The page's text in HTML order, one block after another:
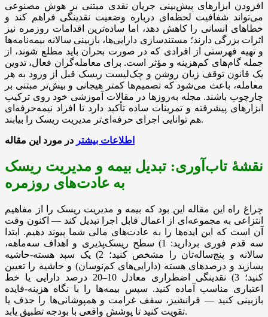
افزودن ابزارهای پیش‌بینی جریان نقدی مبتنی بر هوش مصنوعی
می‌تواند شفافیت لحظه‌ای درباره وضعیت نقدینگی فراهم کند و
خطاهای انسانی را کاهش دهد، اما ساده‌ترین اقدامات روزمره نیز
اثرات بزرگی دارند؛ مستندسازی دارایی‌ها، بازبینی سالانه بیمه‌نامه‌ها
و تهیه فهرستی از افرادی که در صورت بحران باید مطلع شوند، از
جمله گام‌های کم‌هزینه و مؤثر است. برای معامله‌گران فعال، تدوین
یک قانون توقف زیان روشن و چک‌لیست ریسک قبل از ورود به هر
معامله، باعث می‌شود که تصمیم‌ها کمتر هیجانی و بیش‌تر مبتنی بر
چارچوب باشند. مجله به‌روزها در مقالات آموزشی خود روی ترکیب
ابزارهای پیشرفته و تمرینات ساده تأکید دارد تا افراد نیمه‌حرفه‌ای
هم توانایی اجرای حرفه‌ای‌تر مدیریت ریسک را بیابند.
اطلاعات بیشتر در مورد این مقاله
نقشهٔ تاب‌آوری: تبدیل بیمه و مدیریت ریسک
به عادت‌های روزمره
چراغ راه این مقاله این بود که بیمه و مدیریت ریسک را از مفاهیم
انتزاعی به مجموعه‌ای از اعمال قابل اجرا تبدیل کند — اکنون وقت
آن است که این ایده‌ها را به عادت‌های مالی شما پیوند دهیم. ابتدا
سه قدم فوری بردارید: 1) سطح ریسک‌پذیری و اهداف سه‌ماهه،
سالانه و پنج‌ساله‌تان را مشخص کنید؛ 2) یک سبد هسته-حاشیه
بسازید و درصدهای هسته (دارایی‌های کم‌نوسان) و حاشیه را تعیین
کنید؛ 3) نقدینگی اضطراری معادل 10–20 درصد دارایی یا خط
اعتباری مناسب آماده کنید. سپس بیمه‌ها را با نگاه هزینه-فایده
بازبینی کنید — فرانشیز، سقف غرامت و همپوشانی‌ها را حذف یا
تقویت کنید تا پوشش واقعی با بودجه تطبیق یابد.